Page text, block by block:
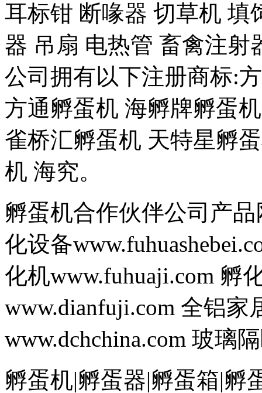
耳标钳 断喙器 切草机 填
器 吊扇 电热管 畜禽注
公司拥有以下注册商标:
方通孵蛋机 海孵牌孵蛋
雀桥汇孵蛋机 天特星孵
机 海究。
孵蛋机合作伙伴公司产
化设备
化机www.fuhuaji.com 孵
www.dianfuji.com 全铝家
www.dchchina.com 玻璃
孵蛋机|孵蛋器|孵蛋箱|孵